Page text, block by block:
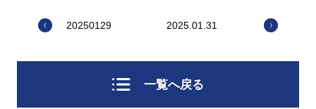
20250129 2025.01.31
一覧へ戻る